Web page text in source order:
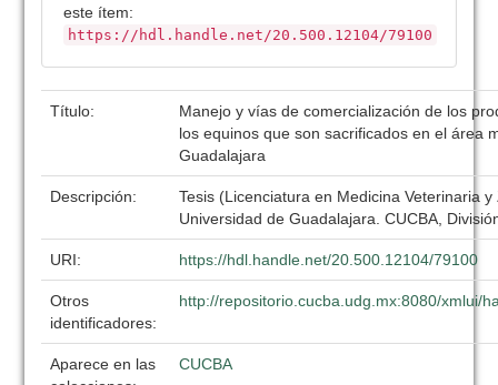
este ítem:
https://hdl.handle.net/20.500.12104/79100
Título:
Manejo y vías de comercialización de los
los equinos que son sacrificados en el área
Guadalajara
Descripción:
Tesis (Licenciatura en Medicina Veterinaria
Universidad de Guadalajara. CUCBA,
URI: https://hdl.handle.net/20.500.12104/79100
Otros
identificadores:
http://repositorio.cucba.udg.mx:8080/xmlui/
Aparece en las
CUCBA